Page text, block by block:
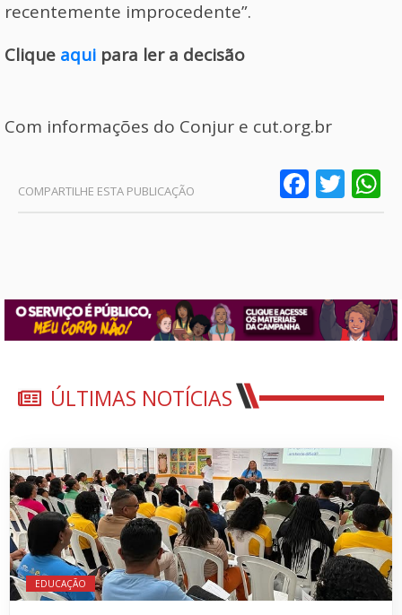
recentemente improcedente”.
Clique aqui para ler a decisão
Com informações do Conjur e cut.org.br
ÚLTIMAS NOTÍCIAS
EDUCAÇÃO